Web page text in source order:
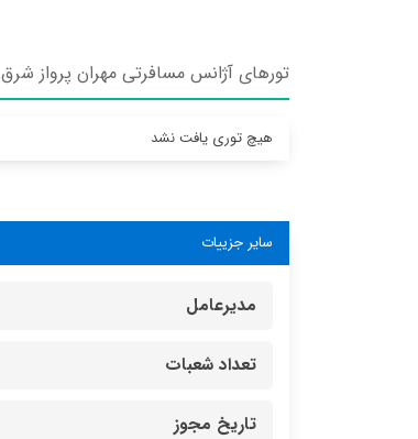
تورهای آژانس مسافرتی مهران پرواز شرق
هیچ توری یافت نشد
سایر جزییات
مدیرعامل
تعداد شعبات
تاریخ مجوز